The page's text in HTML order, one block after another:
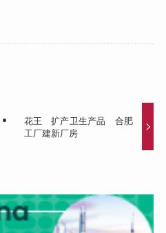
花王 扩产卫生产品 合肥
工厂建新厂房